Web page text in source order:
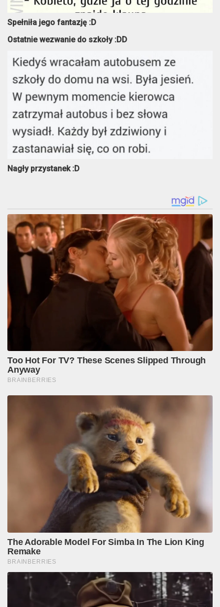
Spełniła jego fantazję :D
Ostatnie wezwanie do szkoły :DD
Nagły przystanek :D